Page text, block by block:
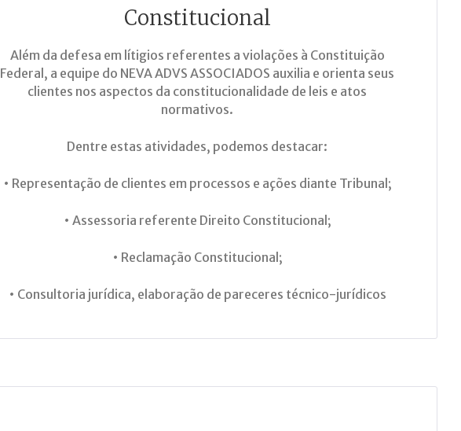
Constitucional
Além da defesa em lítigios referentes a violações à Constituição
Federal, a equipe do NEVA ADVS ASSOCIADOS auxilia e orienta seus
clientes nos aspectos da constitucionalidade de leis e atos
normativos.
Dentre estas atividades, podemos destacar:
• Representação de clientes em processos e ações diante Tribunal;
• Assessoria referente Direito Constitucional;
• Reclamação Constitucional;
• Consultoria jurídica, elaboração de pareceres técnico-jurídicos